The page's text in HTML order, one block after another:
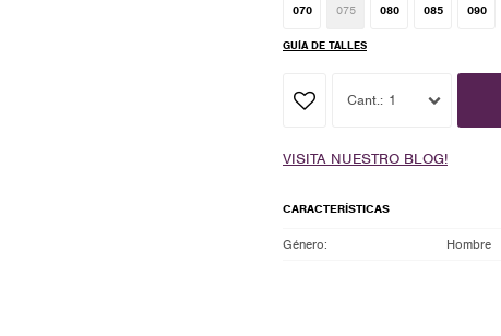
070 075 080 085 090
GUÍA DE TALLES
1
VISITA NUESTRO BLOG!
CARACTERÍSTICAS
Género Hombre